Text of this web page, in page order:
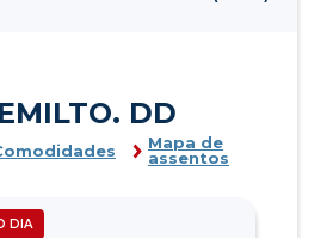
DD
Mapa de
assentos
DIA